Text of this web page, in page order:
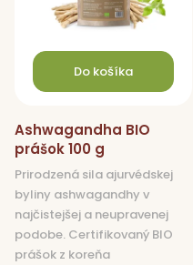
Do košíka
Ashwagandha BIO
prášok 100 g
Prirodzená sila ajurvédskej
byliny ashwagandhy v
najčistejšej a neupravenej
podobe. Certifikovaný BIO
prášok z koreňa